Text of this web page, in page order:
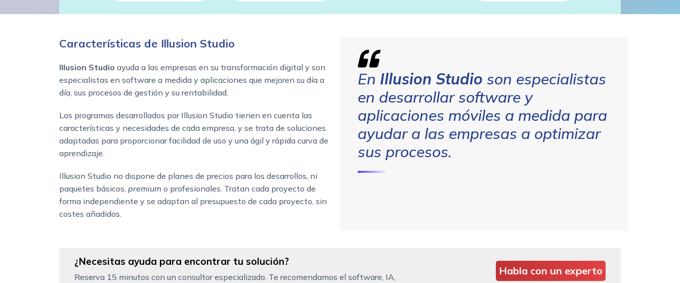
Características de Illusion Studio
Illusion Studio ayuda a las empresas en su transformación digital y son
especialistas en software a medida y aplicaciones que mejoren su día a
día, sus procesos de gestión y su rentabilidad.
Los programas desarrollados por Illusion Studio tienen en cuenta las
características y necesidades de cada empresa, y se trata de soluciones
adaptadas para proporcionar facilidad de uso y una ágil y rápida curva de
aprendizaje.
Illusion Studio no dispone de planes de precios para los desarrollos, ni
paquetes básicos, premium o profesionales. Tratan cada proyecto de
forma independiente y se adaptan al presupuesto de cada proyecto, sin
costes añadidos.
En Illusion Studio son especialistas
en desarrollar software y
aplicaciones móviles a medida para
ayudar a las empresas a optimizar
sus procesos.
¿Necesitas ayuda para encontrar tu solución?
Reserva 15 minutos con un consultor especializado. Te recomendamos el software, IA,
Habla con un experto